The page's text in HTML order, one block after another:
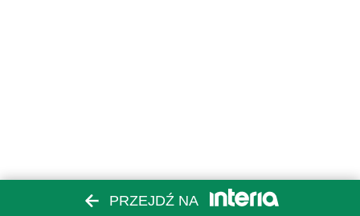
PRZEJDŹ NA